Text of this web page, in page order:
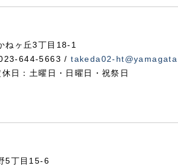
ヶ丘3丁目18-1
644-5663 /takeda02-
日：土曜日・日曜日・祝祭日
5丁目15-6